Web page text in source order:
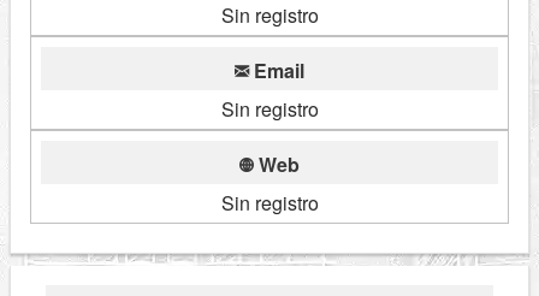
Sin registro
Email
Sin registro
Web
Sin registro